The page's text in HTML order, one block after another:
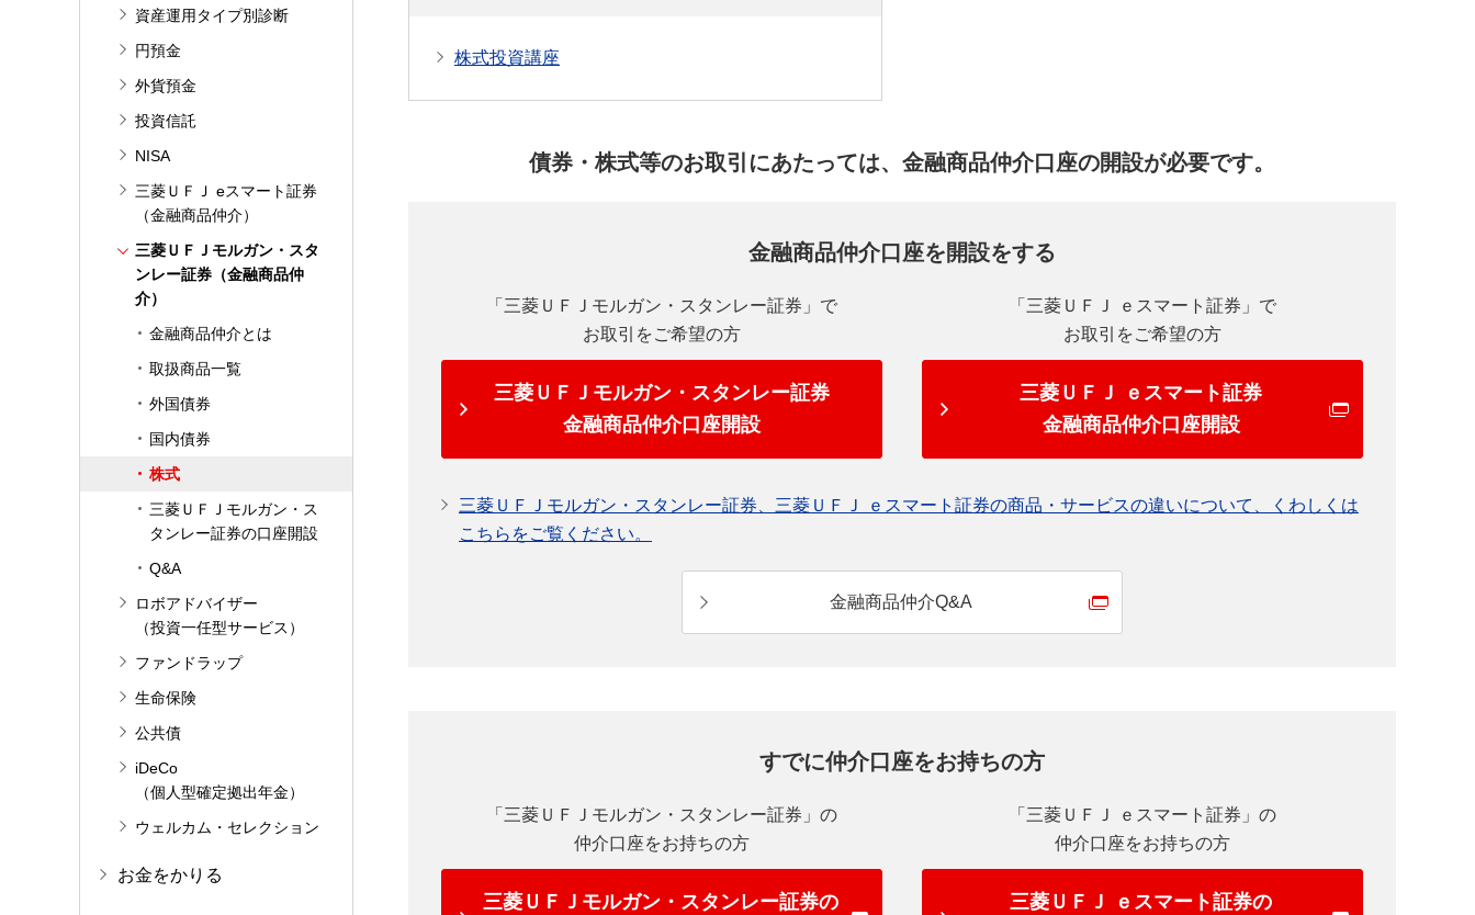
資産運用タイプ別診断
円預金
外貨預金
投資信託
NISA
三菱ＵＦＪ eスマート証券
（金融商品仲介）
三菱ＵＦＪモルガン・スタ
ンレー証券（金融商品仲
介）
金融商品仲介とは
取扱商品一覧
外国債券
国内債券
株式
三菱ＵＦＪモルガン・ス
タンレー証券の口座開設
Q&A
ロボアドバイザー
（投資一任型サービス）
ファンドラップ
生命保険
公共債
iDeCo
（個人型確定拠出年金）
ウェルカム・セレクション
お金をかりる
株式投資講座
債券・株式等のお取引にあたっては、金融商品仲介口座の開設が必要です。
金融商品仲介口座を開設をする
「三菱ＵＦＪモルガン・スタンレー証券」で
お取引をご希望の方
三菱ＵＦＪモルガン・スタンレー証券
金融商品仲介口座開設
「三菱ＵＦＪ ｅスマート証券」で
お取引をご希望の方
三菱ＵＦＪ ｅスマート証券
金融商品仲介口座開設
三菱ＵＦＪモルガン・スタンレー証券、三菱ＵＦＪ ｅスマート証券の商品・サービスの違いについて、くわしくは
こちらをご覧ください。
金融商品仲介Q&A
すでに仲介口座をお持ちの方
「三菱ＵＦＪモルガン・スタンレー証券」の
仲介口座をお持ちの方
三菱ＵＦＪモルガン・スタンレー証券の
「三菱ＵＦＪ ｅスマート証券」の
仲介口座をお持ちの方
三菱ＵＦＪ ｅスマート証券の